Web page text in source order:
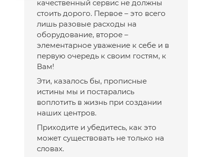
качественный сервис не должны
стоить дорого. Первое – это всего
лишь разовые расходы на
оборудование, второе –
элементарное уважение к себе и в
первую очередь к своим гостям, к
Вам!
Эти, казалось бы, прописные
истины мы и постарались
воплотить в жизнь при создании
наших центров.
Приходите и убедитесь, как это
может существовать не только на
словах.